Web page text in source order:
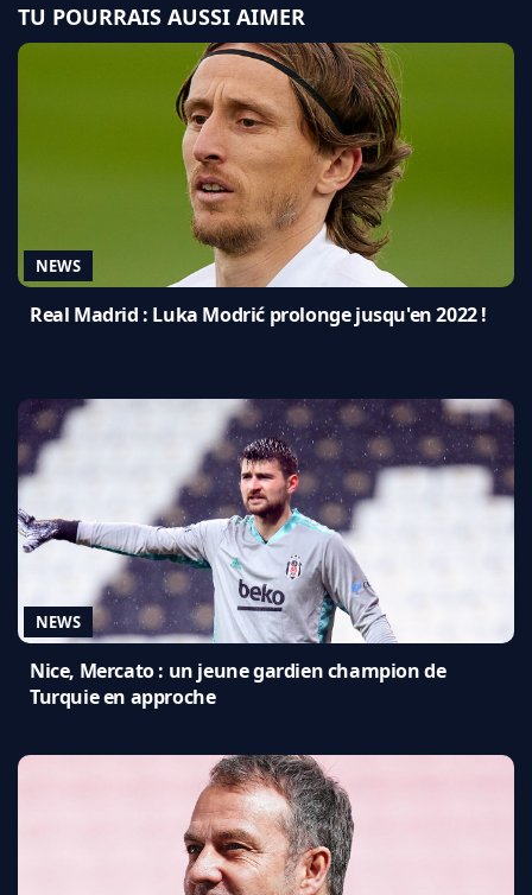
TU POURRAIS AUSSI AIMER
NEWS
Real Madrid : Luka Modrić prolonge jusqu'en 2022 !
NEWS
Nice, Mercato : un jeune gardien champion de
Turquie en approche